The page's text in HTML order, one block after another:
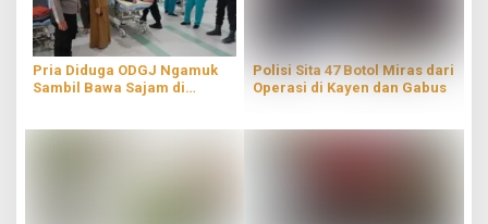
Pria Diduga ODGJ Ngamuk
Sambil Bawa Sajam di
Polisi Sita 47 Botol Miras dari
Operasi di Kayen dan Gabus